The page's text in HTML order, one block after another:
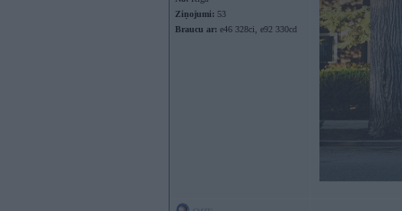
Ziņojumi: 53
Braucu ar: e46 328ci, e92 330cd